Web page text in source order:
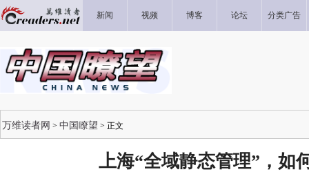
新闻 视频 博客 论坛 分类广告
万维读者网 > 中国瞭望 > 正文
上海“全域静态管理”，如